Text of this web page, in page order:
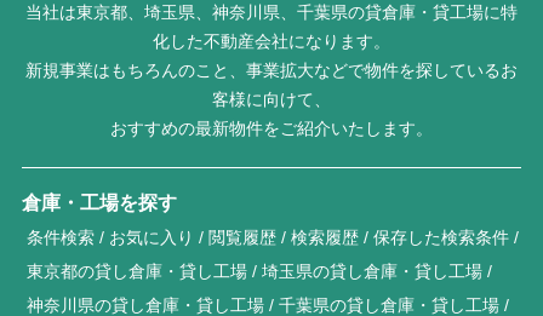
当社は東京都、埼玉県、神奈川県、千葉県の貸倉庫・貸工場に特
化した不動産会社になります。
新規事業はもちろんのこと、事業拡大などで物件を探しているお
客様に向けて、
おすすめの最新物件をご紹介いたします。
倉庫・工場を探す
条件検索 お気に入り 閲覧履歴 検索履歴
保存した検索条件
東京都の貸し倉庫・貸し工場
埼玉県の貸し倉庫・貸し工場
神奈川県の貸し倉庫・貸し工場
千葉県の貸し倉庫・貸し工場